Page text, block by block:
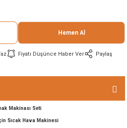
Hemen Al
Fiyatı Düşünce Haber Ver Paylaş
Makinası Seti
Sıcak Hava Makinesi